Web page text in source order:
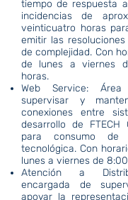
tiempo de respuesta
incidencias de
veinticuatro horas
emitir las
de complejidad. Con
de lunes a viernes
horas.
Web Service:
supervisar y
conexiones entre
desarrollo de FTECH
para consumo de
tecnológica. Con
lunes a viernes de
Atención a
encargada de
apoyar la